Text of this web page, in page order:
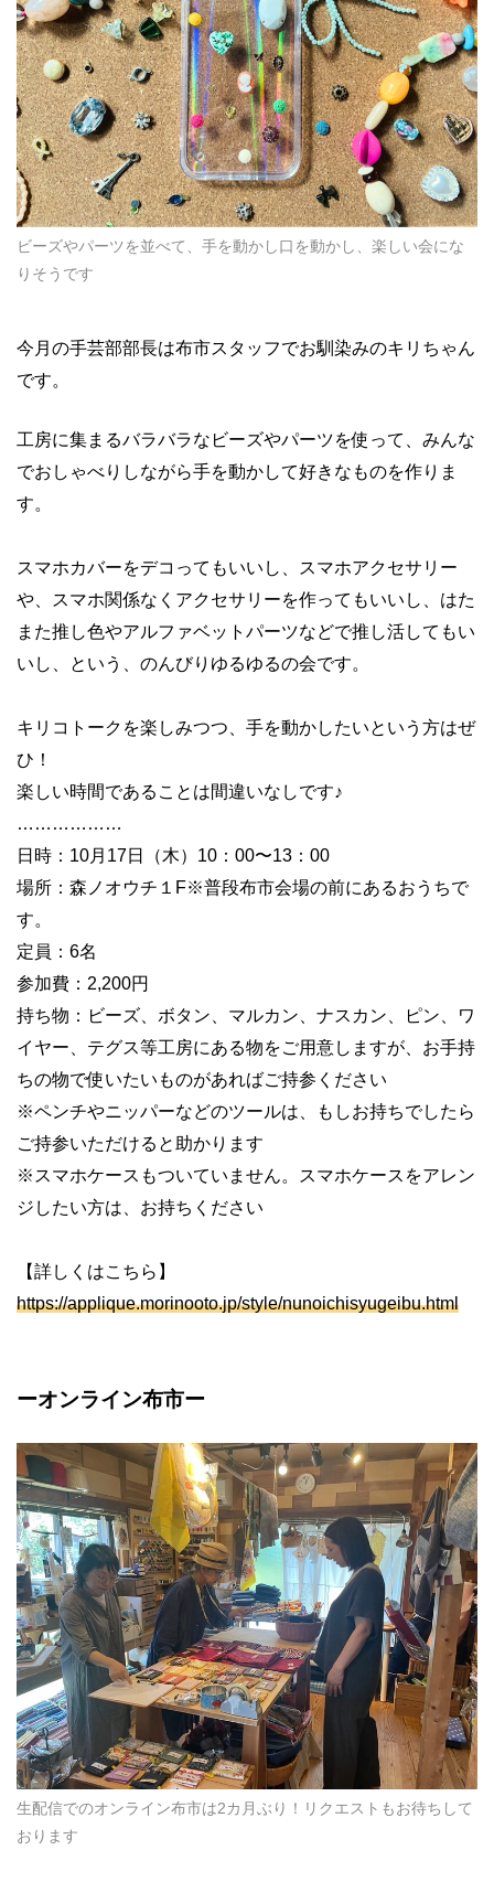
ビーズやパーツを並べて、手を動かし口を動かし、楽しい会にな
りそうです
今月の手芸部部長は布市スタッフでお馴染みのキリちゃん
です。
工房に集まるバラバラなビーズやパーツを使って、みんな
でおしゃべりしながら手を動かして好きなものを作りま
す。
スマホカバーをデコってもいいし、スマホアクセサリー
や、スマホ関係なくアクセサリーを作ってもいいし、はた
また推し色やアルファベットパーツなどで推し活してもい
いし、という、のんびりゆるゆるの会です。
キリコトークを楽しみつつ、手を動かしたいという方はぜ
ひ！
楽しい時間であることは間違いなしです♪
………………
日時：10月17日（木）10：00〜13：00
場所：森ノオウチ１F※普段布市会場の前にあるおうちで
す。
定員：6名
参加費：2,200円
持ち物：ビーズ、ボタン、マルカン、ナスカン、ピン、ワ
イヤー、テグス等工房にある物をご用意しますが、お手持
ちの物で使いたいものがあればご持参ください
※ペンチやニッパーなどのツールは、もしお持ちでしたら
ご持参いただけると助かります
※スマホケースもついていません。スマホケースをアレン
ジしたい方は、お持ちください
【詳しくはこちら】
https://applique.morinooto.jp/style/nunoichisyugeibu.html
ーオンライン布市ー
生配信でのオンライン布市は2カ月ぶり！リクエストもお待ちして
おります